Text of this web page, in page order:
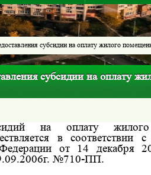
субсидии на оплату жилого
субсидии на оплату
на оплату
в соответствии с
Федерации от 14 декабря
№710-ПП.